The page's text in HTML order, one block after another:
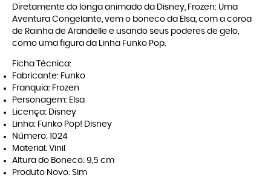
Diretamente do longa animado da Disney, Frozen: Uma
Aventura Congelante, vem o boneco da Elsa, com a coroa
de Rainha de Arandelle e usando seus poderes de gelo,
como uma figura da Linha Funko Pop.
Ficha Técnica:
Fabricante: Funko
Franquia: Frozen
Personagem: Elsa
Licença: Disney
Linha: Funko Pop! Disney
Número: 1024
Material: Vinil
Altura do Boneco: 9,5 cm
Produto Novo: Sim